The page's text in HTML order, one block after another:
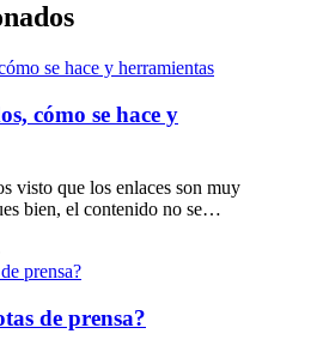
cómo se hace y
visto que los enlaces son muy
bien, el contenido no se…
de prensa?